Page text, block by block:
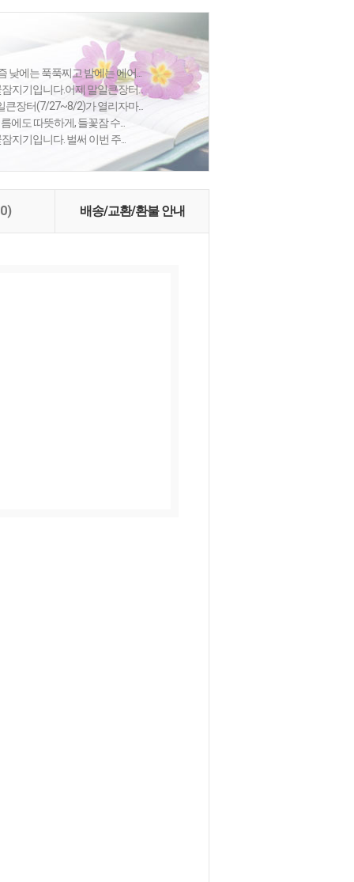
에는 푹푹찌고 밤에는 에어...
지기입니다.어제 말일큰장터...
큰장터(7/27~8/2)가 열리자마...
에도 따뜻하게, 들꽃잠 수...
지기입니다. 벌써 이번 주...
배송/교환/환불 안내